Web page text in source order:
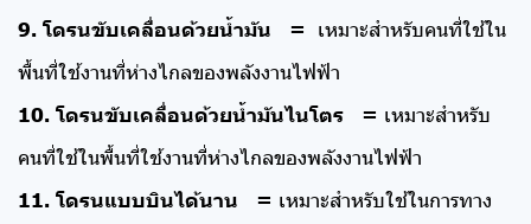
9. โดรนขับเคลื่อนด้วยน้ำมัน = เหมาะสำหรับคนที่ใช้ใน
พื้นที่ใช้งานที่ห่างไกลของพลังงานไฟฟ้า
10. โดรนขับเคลื่อนด้วยน้ำมันไนโตร = เหมาะสำหรับ
คนที่ใช้ในพื้นที่ใช้งานที่ห่างไกลของพลังงานไฟฟ้า
11. โดรนแบบบินได้นาน = เหมาะสำหรับใช้ในการทาง